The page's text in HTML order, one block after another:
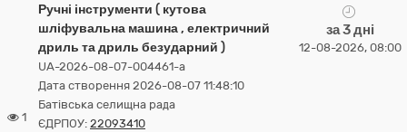
1
Ручні інструменти ( кутова
шліфувальна машина , електричний
дриль та дриль безударний )
UA-2026-08-07-004461-a
Дата створення 2026-08-07 11:48:10
Батівська селищна рада
ЄДРПОУ: 22093410
за 3 дні
12-08-2026, 08:00